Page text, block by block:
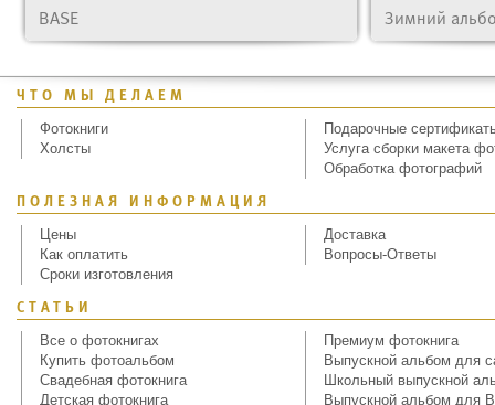
BASE Зимний
ЧТО МЫ ДЕЛАЕМ
Фотокниги
Холсты
Подарочные
Услуга сборки макета
Обработка фотографий
ПОЛЕЗНАЯ ИНФОРМАЦИЯ
Цены
Как оплатить
Сроки изготовления
Доставка
Вопросы-Ответы
СТАТЬИ
Все о фотокнигах
Купить фотоальбом
Свадебная фотокнига
Детская фотокнига
Премиум фотокнига
Выпускной альбом для
Школьный выпускной
Выпускной альбом для